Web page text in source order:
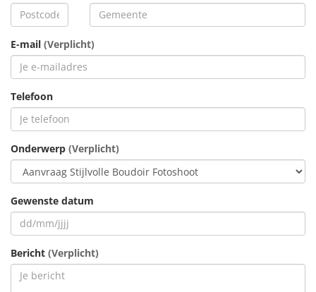
E-mail (Verplicht)
Telefoon
Onderwerp (Verplicht)
Gewenste datum
Bericht (Verplicht)